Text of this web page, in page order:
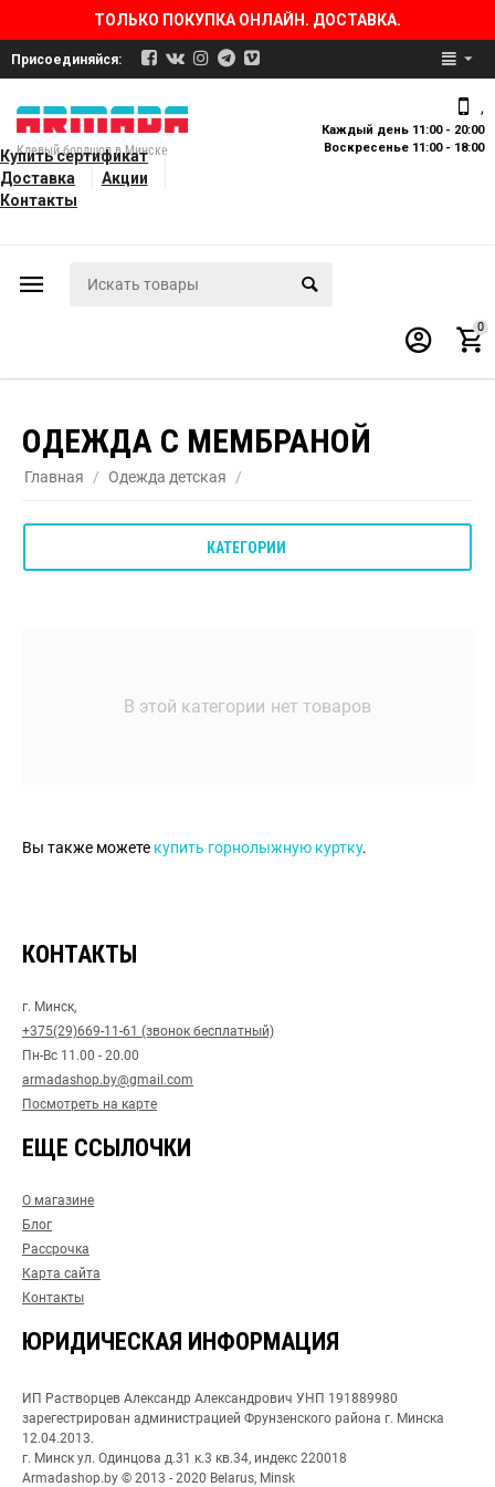
ТОЛЬКО ПОКУПКА ОНЛАЙН. ДОСТАВКА.
Присоединяйся:
Клевый бордшоп в Минске
Купить сертификат
Доставка
Акции
Контакты
,
Каждый день 11:00 - 20:00
Воскресенье 11:00 - 18:00
0
ОДЕЖДА С МЕМБРАНОЙ
Главная / Одежда детская /
КАТЕГОРИИ
Вы также можете купить горнолыжную куртку.
В этой категории нет товаров
КОНТАКТЫ
г. Минск,
+375(29)669-11-61 (звонок бесплатный)
Пн-Вс 11.00 - 20.00
armadashop.by@gmail.com
Посмотреть на карте
ЕЩЕ ССЫЛОЧКИ
О магазине
Блог
Рассрочка
Карта сайта
Контакты
ЮРИДИЧЕСКАЯ ИНФОРМАЦИЯ
ИП Растворцев Александр Александрович УНП 191889980
зарегестрирован администрацией Фрунзенского района г. Минска
12.04.2013.
г. Минск ул. Одинцова д.31 к.3 кв.34, индекс 220018
Armadashop.by © 2013 - 2020 Belarus, Minsk